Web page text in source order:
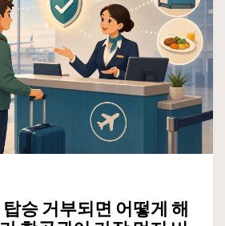
승 거부되면 어떻게 해